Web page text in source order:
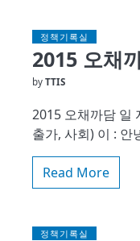
정책기록실
2015 오채
by TTIS
2015 오채까담 일
출가, 사회) 이 : 안
Read More
정책기록실